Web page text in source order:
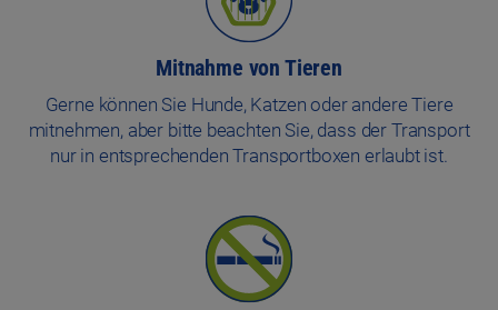
Mitnahme von Tieren
Gerne können Sie Hunde, Katzen oder andere Tiere
mitnehmen, aber bitte beachten Sie, dass der Transport
nur in entsprechenden Transportboxen erlaubt ist.